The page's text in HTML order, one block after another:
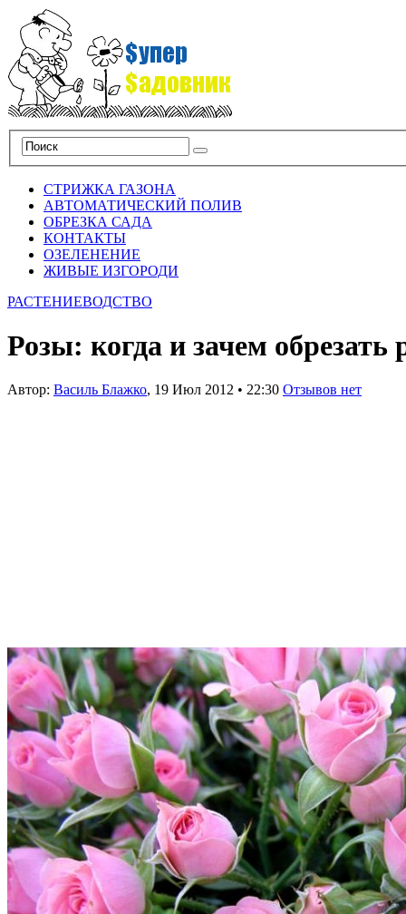
СТРИЖКА ГАЗОНА
АВТОМАТИЧЕСКИЙ ПОЛИВ
ОБРЕЗКА САДА
КОНТАКТЫ
ОЗЕЛЕНЕНИЕ
ЖИВЫЕ ИЗГОРОДИ
РАСТЕНИЕВОДСТВО
Розы: когда и зачем обрезать
Автор: Василь Блажко, 19 Июл 2012 • 22:30 Отзывов нет